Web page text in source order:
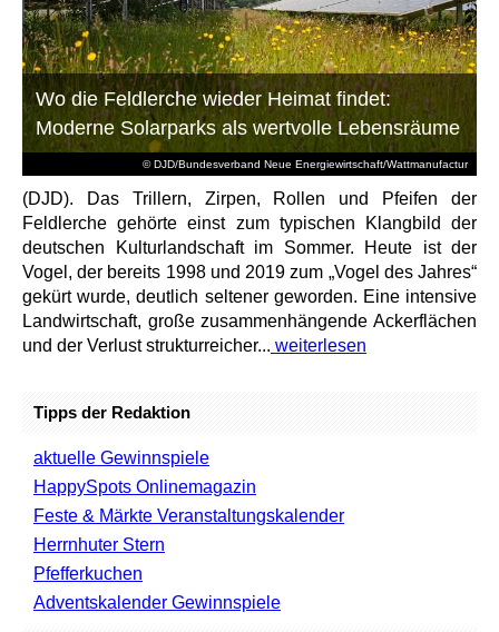
© DJD/Bundesverband Neue Energiewirtschaft/Wattmanufactur
Wo die Feldlerche wieder Heimat findet:
Moderne Solarparks als wertvolle Lebensräume
(DJD). Das Trillern, Zirpen, Rollen und Pfeifen der
Feldlerche gehörte einst zum typischen Klangbild der
deutschen Kulturlandschaft im Sommer. Heute ist der
Vogel, der bereits 1998 und 2019 zum „Vogel des Jahres“
gekürt wurde, deutlich seltener geworden. Eine intensive
Landwirtschaft, große zusammenhängende Ackerflächen
und der Verlust strukturreicher... weiterlesen
Tipps der Redaktion
aktuelle Gewinnspiele
HappySpots Onlinemagazin
Feste & Märkte Veranstaltungskalender
Herrnhuter Stern
Pfefferkuchen
Adventskalender Gewinnspiele